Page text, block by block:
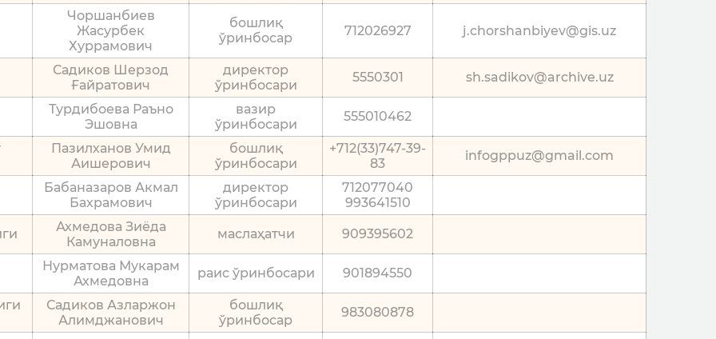
Чоршанбиев
Жасурбек
Хуррамович
бошлиқ
ўринбосар
712026927 j.chorshanbiyev@gis.uz
Садиков Шерзод
Ғайратович
директор
ўринбосари
5550301 sh.sadikov@archive.uz
Турдибоева Раъно
Эшовна
вазир
ўринбосари
555010462
Пазилханов Умид
Аишерович
бошлиқ
ўринбосари
+712(33)747-39-
83
infogppuz@gmail.com
Бабаназаров Акмал
Бахрамович
директор
ўринбосари
712077040
993641510
Ахмедова Зиёда
Камуналовна
маслаҳатчи 909395602
Нурматова Мукарам
Ахмедовна
раис ўринбосари 901894550
Садиков Азларжон
Алимджанович
бошлиқ
ўринбосар
983080878